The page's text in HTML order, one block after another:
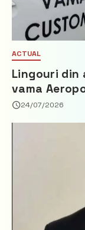
ACTUAL
Lingouri din
vama
24/07/2026